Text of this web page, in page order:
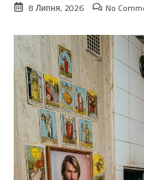
8 Липня, 2026
No